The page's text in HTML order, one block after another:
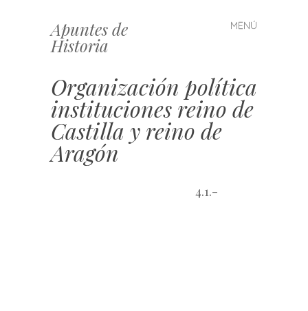
Apuntes de
Historia
MENÚ
Saltar
al
Organización política
instituciones reino de
Castilla y reino de
Aragón
4.1.-